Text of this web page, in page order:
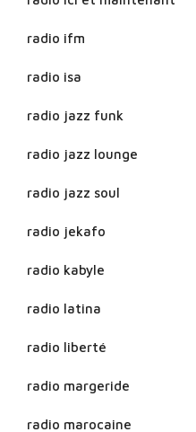
radio ifm
radio isa
radio jazz funk
radio jazz lounge
radio jazz soul
radio jekafo
radio kabyle
radio latina
radio liberté
radio margeride
radio marocaine